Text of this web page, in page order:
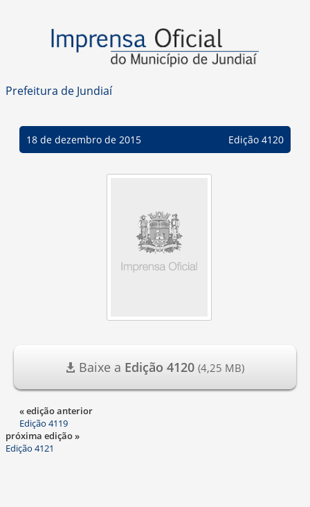
Prefeitura de Jundiaí
18 de dezembro de 2015 Edição 4120
Baixe a Edição 4120 (4,25 MB)
« edição anterior
Edição 4119
próxima edição »
Edição 4121